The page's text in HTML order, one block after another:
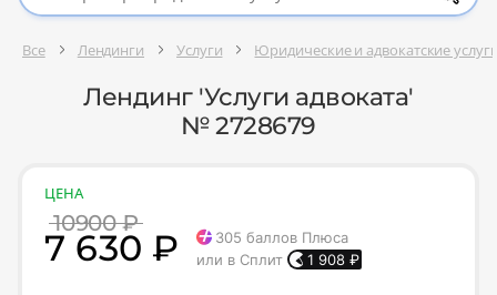
Все Лендинги Услуги Юридические и адвокатские
Лендинг 'Услуги адвоката'
№ 2728679
ЦЕНА
10900 ₽
7 630 ₽ 305 баллов Плюса
или в Сплит
1 908 ₽